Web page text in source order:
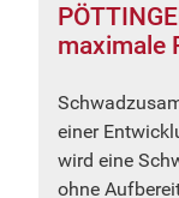
maximale
einer
wird eine
ohne